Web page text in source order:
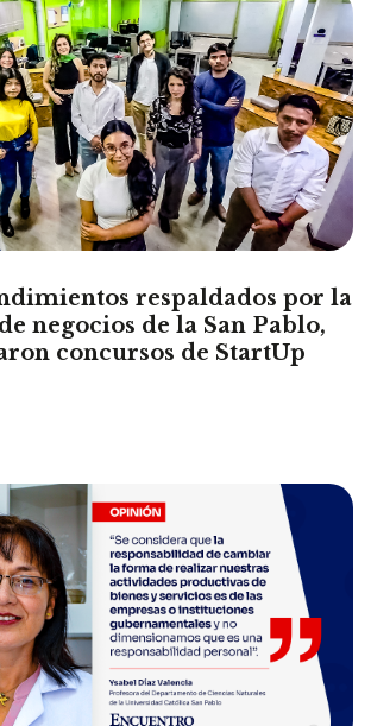
respaldados por la
negocios de la San Pablo,
concursos de StartUp